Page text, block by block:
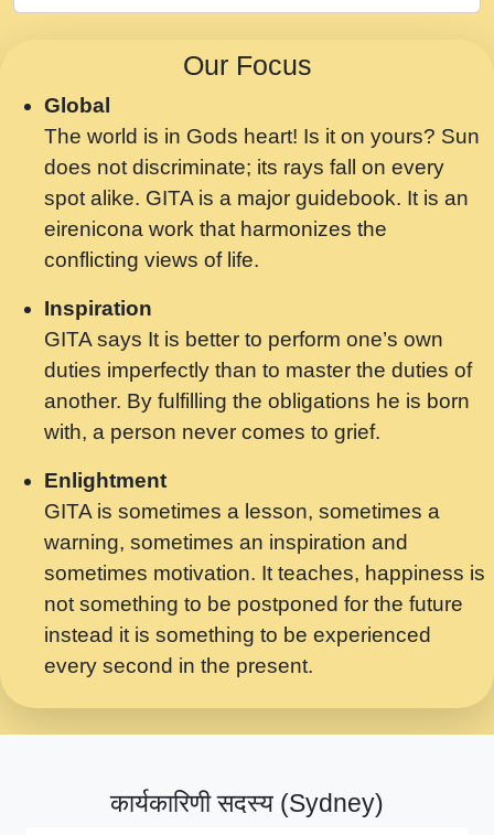
Chahe Ram Ho Chahe Shyam Ho.mp3
मझ अपन जवन बनन न आय, रठ हर क मनन न आय
Shri ravinandan shastri ji maharaj.mp3
मन अशांत मंत्र जाप - गीता प्रेरणा -Swami
Gyananand Ji Maharaj.mp3
मन बध लय परम वल कगन Special Shyam
Saawariya.mp3
मर गनय न अपरध लडडल शर रध.... Shri
ravinandan shastri ji maharaj.mp3
मेरे मन हरी का ध्यान लगा - भजन भाव - 2018 -
Rishikesh - Swami Gyananand Ji
Maharaj.mp3
यह हसरत तलब ह नकज कमर Yahi Hasraten
Talab Hai Bhav Pravah #bhajan.mp3
लडल ज बल ल क ज न लग Sadhvi Purnima Ji
7.9.2021 जवल नगर दलल #बसर.mp3
सख भ मझ पयर ह दख भ मझ पयर ह!छड म कस दत
सपरहट भजन 2021 - तर अखय ह जद भर बहर ज म
सपरहट शयम भजन - जय जय शयम जय जय शयम
Our Focus
Global
The world is in Gods heart! Is it on yours? Sun
does not discriminate; its rays fall on every
spot alike. GITA is a major guidebook. It is an
eirenicona work that harmonizes the
conflicting views of life.
Inspiration
GITA says It is better to perform one’s own
duties imperfectly than to master the duties of
another. By fulfilling the obligations he is born
with, a person never comes to grief.
Enlightment
GITA is sometimes a lesson, sometimes a
warning, sometimes an inspiration and
sometimes motivation. It teaches, happiness is
not something to be postponed for the future
instead it is something to be experienced
every second in the present.
कार्यकारिणी सदस्य (Sydney)